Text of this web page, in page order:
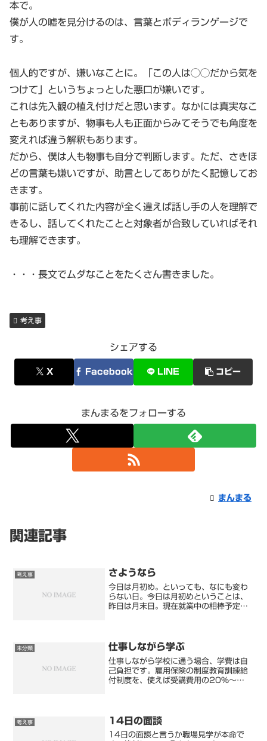
本で。
僕が人の嘘を見分けるのは、言葉とボディランゲージで
す。
個人的ですが、嫌いなことに。「この人は◯◯だから気を
つけて」というちょっとした悪口が嫌いです。
これは先入観の植え付けだと思います。なかには真実なこ
ともありますが、物事も人も正面からみてそうでも角度を
変えれば違う解釈もあります。
だから、僕は人も物事も自分で判断します。ただ、さきほ
どの言葉も嫌いですが、助言としてありがたく記憶してお
きます。
事前に話してくれた内容が全く違えば話し手の人を理解で
きるし、話してくれたことと対象者が合致していればそれ
も理解できます。
・・・長文でムダなことをたくさん書きました。
考え事
シェアする
X Facebook LINE コピー
まんまるをフォローする
まんまる
関連記事
考え事 さようなら
今日は月初め。といっても、なにも変わ
らない日。今日は月初めということは、
昨日は月末日。現在就業中の相棒予定だ
この退職される通信業界...
未分類 仕事しながら学ぶ
仕事しながら学校に通う場合、学費は自
己負担です。雇用保険の制度教育訓練給
付制度を、使えば受講費用の20%～
容はしりませんので気にな...
考え事 14日の面談
14日の面談と言うか職場見学が本命で